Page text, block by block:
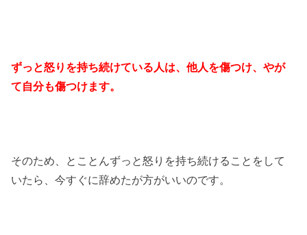
ずっと怒りを持ち続けている人は、他人を傷つけ、やが
て自分も傷つけます。
そのため、とことんずっと怒りを持ち続けることをして
いたら、今すぐに辞めたが方がいいのです。